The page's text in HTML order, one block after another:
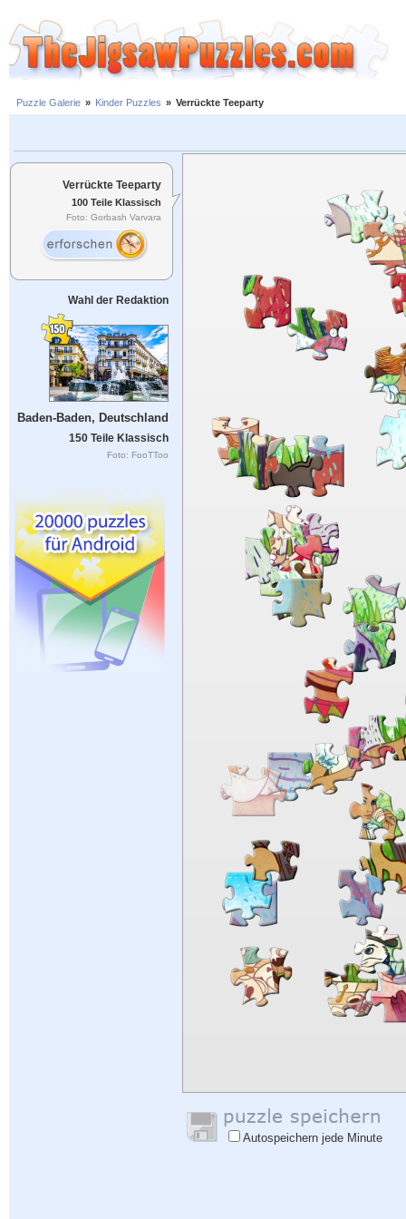
Puzzle Galerie » Kinder Puzzles » Verrückte Teeparty
Verrückte Teeparty
100 Teile Klassisch
Foto: Gorbash Varvara
Wahl der Redaktion
Baden-Baden, Deutschland
150 Teile Klassisch
Foto: FooTToo
Autospeichern jede Minute